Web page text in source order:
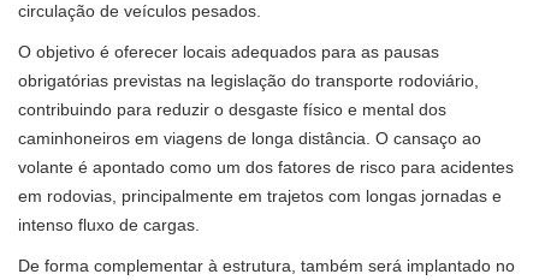
circulação de veículos pesados.
O objetivo é oferecer locais adequados para as pausas
obrigatórias previstas na legislação do transporte rodoviário,
contribuindo para reduzir o desgaste físico e mental dos
caminhoneiros em viagens de longa distância. O cansaço ao
volante é apontado como um dos fatores de risco para acidentes
em rodovias, principalmente em trajetos com longas jornadas e
intenso fluxo de cargas.
De forma complementar à estrutura, também será implantado no